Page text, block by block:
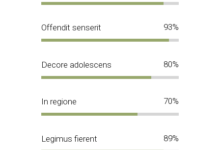
Offendit senserit 93
Decore adolescens 80
In regione 70
Legimus fierent 89